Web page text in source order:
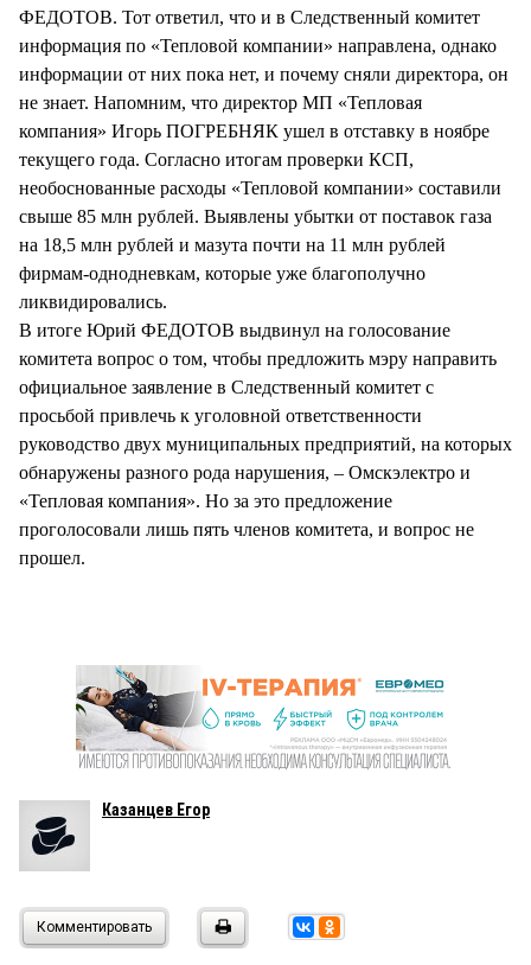
ФЕДОТОВ. Тот ответил, что и в Следственный комитет
информация по «Тепловой компании» направлена, однако
информации от них пока нет, и почему сняли директора, он
не знает. Напомним, что директор МП «Тепловая
компания» Игорь ПОГРЕБНЯК ушел в отставку в ноябре
текущего года. Согласно итогам проверки КСП,
необоснованные расходы «Тепловой компании» составили
свыше 85 млн рублей. Выявлены убытки от поставок газа
на 18,5 млн рублей и мазута почти на 11 млн рублей
фирмам-однодневкам, которые уже благополучно
ликвидировались.
В итоге Юрий ФЕДОТОВ выдвинул на голосование
комитета вопрос о том, чтобы предложить мэру направить
официальное заявление в Следственный комитет с
просьбой привлечь к уголовной ответственности
руководство двух муниципальных предприятий, на которых
обнаружены разного рода нарушения, – Омскэлектро и
«Тепловая компания». Но за это предложение
проголосовали лишь пять членов комитета, и вопрос не
прошел.
Казанцев Егор
Комментировать